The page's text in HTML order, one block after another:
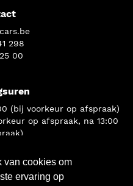
van cookies om
ervaring op
298
00
(bij voorkeur op afspraak)
op afspraak, na 13:00